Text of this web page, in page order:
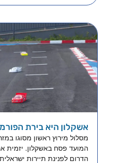
אשקלון היא בירת
מסלול מירוץ ראשון מסוגו
המועד פסח באשקלון. יזמית
הדרום לפנינת תיירות